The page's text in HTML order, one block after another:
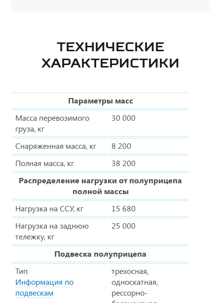
ТЕХНИЧЕСКИЕ
ХАРАКТЕРИСТИКИ
Параметры масс
Масса перевозимого
груза, кг
30 000
Снаряженная масса, кг
8 200
Полная масса, кг
38 200
Распределение нагрузки от полуприцепа
полной массы
Нагрузка на ССУ, кг
15 680
Нагрузка на заднюю
тележку, кг
25 000
Подвеска полуприцепа
Тип
Информация по
подвескам
трехосная,
односкатная,
рессорно-